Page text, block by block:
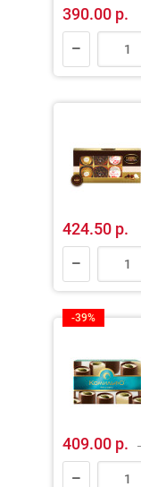
390.00 р.
424.50 р.
-39%
409.00 р.